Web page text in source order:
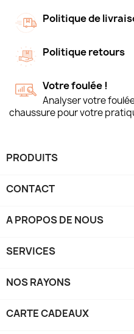
Politique de
Politique retours
Votre foulée !
Analyser votre
chaussure pour votre
PRODUITS
CONTACT
A PROPOS DE NOUS
SERVICES
NOS RAYONS
CARTE CADEAUX